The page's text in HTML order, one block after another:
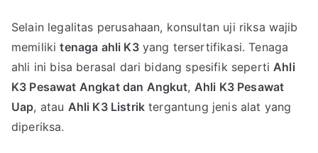
Selain legalitas perusahaan, konsultan uji riksa wajib
memilikitenaga ahli K3yang tersertifikasi. Tenaga
ahli ini bisa berasal dari bidang spesifik sepertiAhli
K3 Pesawat Angkat dan Angkut, Ahli K3 Pesawat
Uap, atau Ahli K3 Listrik tergantung jenis alat yang
diperiksa.